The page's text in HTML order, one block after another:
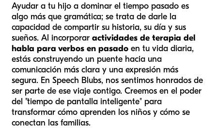
Ayudar a tu hijo a dominar el tiempo pasado es
algo más que gramática; se trata de darle la
capacidad de compartir su historia, su día y sus
sueños. Al incorporar actividades de terapia del
habla para verbos en pasado en tu vida diaria,
estás construyendo un puente hacia una
comunicación más clara y una expresión más
segura. En Speech Blubs, nos sentimos honrados de
ser parte de ese viaje contigo. Creemos en el poder
del "tiempo de pantalla inteligente" para
transformar cómo aprenden los niños y cómo se
conectan las familias.